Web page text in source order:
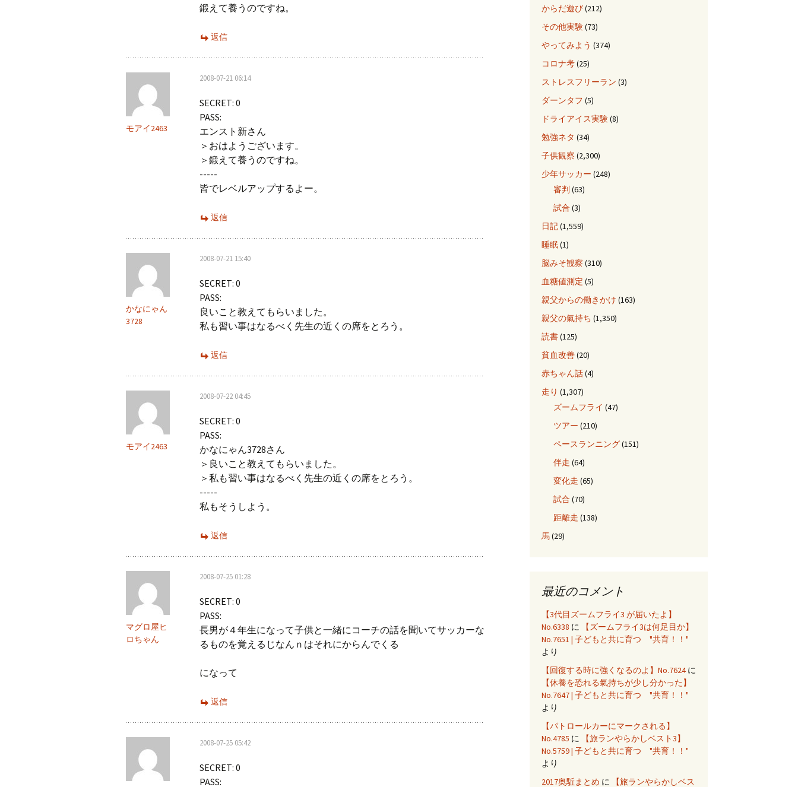
鍛えて養うのですね。
返信
モアイ2463
2008-07-21 06:14
SECRET: 0
PASS:
エンスト新さん
＞おはようございます。
＞鍛えて養うのですね。
-----
皆でレベルアップするよー。
返信
かなにゃん
3728
2008-07-21 15:40
SECRET: 0
PASS:
良いこと教えてもらいました。
私も習い事はなるべく先生の近くの席をとろう。
返信
モアイ2463
2008-07-22 04:45
SECRET: 0
PASS:
かなにゃん3728さん
＞良いこと教えてもらいました。
＞私も習い事はなるべく先生の近くの席をとろう。
-----
私もそうしよう。
返信
マグロ屋ヒ
ロちゃん
2008-07-25 01:28
SECRET: 0
PASS:
長男が４年生になって子供と一緒にコーチの話を聞いてサッカーな
るものを覚えるじなんｎはそれにからんでくる
になって
返信
2008-07-25 05:42
SECRET: 0
PASS:
からだ遊び(212)
その他実験(73)
やってみよう (374)
コロナ考(25)
ストレスフリーラン (3)
ダーンタフ (5)
ドライアイス実験(8)
勉強ネタ (34)
子供観察 (2,300)
少年サッカー (248)
審判 (63)
試合 (3)
日記(1,559)
睡眠(1)
脳みそ観察 (310)
血糖値測定 (5)
親父からの働きかけ (163)
親父の氣持ち (1,350)
読書(125)
貧血改善(20)
赤ちゃん話(4)
走り (1,307)
ズームフライ (47)
ツアー (210)
ペースランニング(151)
伴走 (64)
変化走 (65)
試合 (70)
距離走 (138)
馬(29)
最近のコメント
【3代目ズームフライ3 が届いたよ】
No.6338 に
【ズームフライ3は何足目か】
No.7651 | 子どもと共に育つ "共育！！"
より
【回復する時に強くなるのよ】No.7624に
【休養を恐れる氣持ちが少し分かった】
No.7647 | 子どもと共に育つ "共育！！"
より
【パトロールカーにマークされる】
No.4785 に
【旅ランやらかしベスト3】
No.5759 | 子どもと共に育つ "共育！！"
より
2017奥駈まとめ に 【旅ランやらかしベス